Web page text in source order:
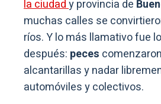
la ciudady provincia de
muchas calles se
ríos. Y lo más llamativo fue
después: peces
alcantarillas y nadar
automóviles y colectivos.